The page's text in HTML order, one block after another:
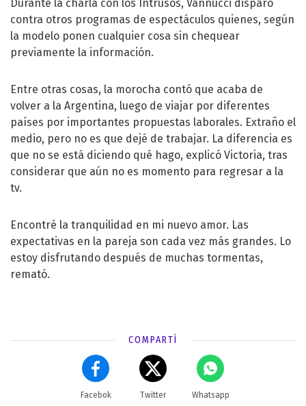
Durante la charla con los Intrusos, Vannucci disparó
contra otros programas de espectáculos quienes, según
la modelo ponen cualquier cosa sin chequear
previamente la información.
Entre otras cosas, la morocha contó que acaba de
volver a la Argentina, luego de viajar por diferentes
países por importantes propuestas laborales. Extraño el
medio, pero no es que dejé de trabajar. La diferencia es
que no se está diciendo qué hago, explicó Victoria, tras
considerar que aún no es momento para regresar a la
tv.
Encontré la tranquilidad en mi nuevo amor. Las
expectativas en la pareja son cada vez más grandes. Lo
estoy disfrutando después de muchas tormentas,
remató.
COMPARTÍ
Facebok Twitter Whatsapp